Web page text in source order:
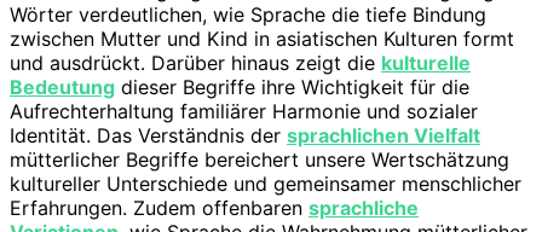
Wörter verdeutlichen, wie Sprache die tiefe Bindung
zwischen Mutter und Kind in asiatischen Kulturen formt
und ausdrückt. Darüber hinaus zeigt die kulturelle
Bedeutung dieser Begriffe ihre Wichtigkeit für die
Aufrechterhaltung familiärer Harmonie und sozialer
Identität. Das Verständnis der sprachlichen Vielfalt
mütterlicher Begriffe bereichert unsere Wertschätzung
kultureller Unterschiede und gemeinsamer menschlicher
Erfahrungen. Zudem offenbaren sprachliche